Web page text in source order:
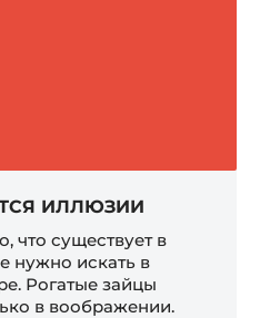
ИЛЛЮЗИИ
что существует в
нужно искать в
Рогатые зайцы
в воображении.